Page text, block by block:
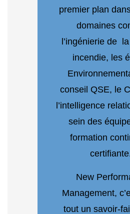
premier plan
domaines
l’ingénierie de
incendie, les
conseil QSE, le
l’intelligence
sein des
formation
New
Management,
tout un savoir-